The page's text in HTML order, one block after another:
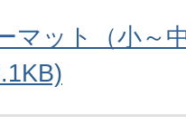
マット（小～